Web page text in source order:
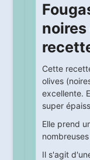
Cette
olives
excellente.
super
Elle prend
Il s'agit